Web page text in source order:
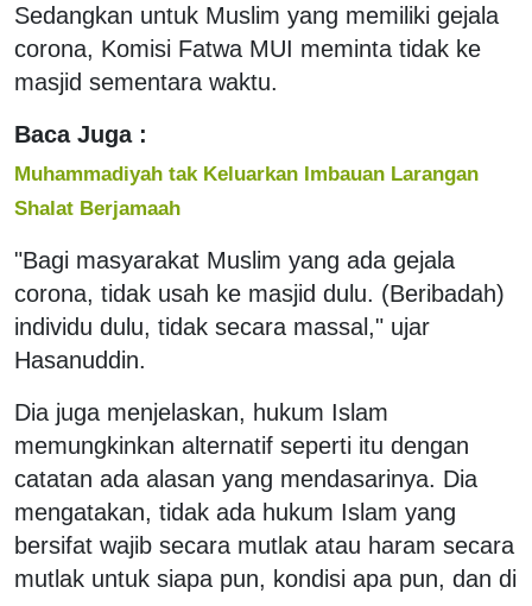
Sedangkan untuk Muslim yang memiliki gejala
corona, Komisi Fatwa MUI meminta tidak ke
masjid sementara waktu.
Baca Juga :
Muhammadiyah tak Keluarkan Imbauan Larangan
Shalat Berjamaah
"Bagi masyarakat Muslim yang ada gejala
corona, tidak usah ke masjid dulu. (Beribadah)
individu dulu, tidak secara massal," ujar
Hasanuddin.
Dia juga menjelaskan, hukum Islam
memungkinkan alternatif seperti itu dengan
catatan ada alasan yang mendasarinya. Dia
mengatakan, tidak ada hukum Islam yang
bersifat wajib secara mutlak atau haram secara
mutlak untuk siapa pun, kondisi apa pun, dan di